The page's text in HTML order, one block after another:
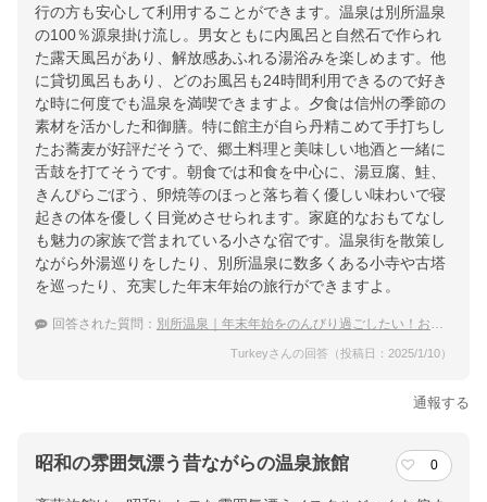
行の方も安心して利用することができます。温泉は別所温泉
の100％源泉掛け流し。男女ともに内風呂と自然石で作られ
た露天風呂があり、解放感あふれる湯浴みを楽しめます。他
に貸切風呂もあり、どのお風呂も24時間利用できるので好き
な時に何度でも温泉を満喫できますよ。夕食は信州の季節の
素材を活かした和御膳。特に館主が自ら丹精こめて手打ちし
たお蕎麦が好評だそうで、郷土料理と美味しい地酒と一緒に
舌鼓を打てそうです。朝食では和食を中心に、湯豆腐、鮭、
きんぴらごぼう、卵焼等のほっと落ち着く優しい味わいで寝
起きの体を優しく目覚めさせられます。家庭的なおもてなし
も魅力の家族で営まれている小さな宿です。温泉街を散策し
ながら外湯巡りをしたり、別所温泉に数多くある小寺や古塔
を巡ったり、充実した年末年始の旅行ができますよ。
回答された質問： 別所温泉｜年末年始をのんびり過ごしたい！おすすめの穴場な宿は？
Turkeyさんの回答（投稿日：2025/1/10）
通報する
昭和の雰囲気漂う昔ながらの温泉旅館 0